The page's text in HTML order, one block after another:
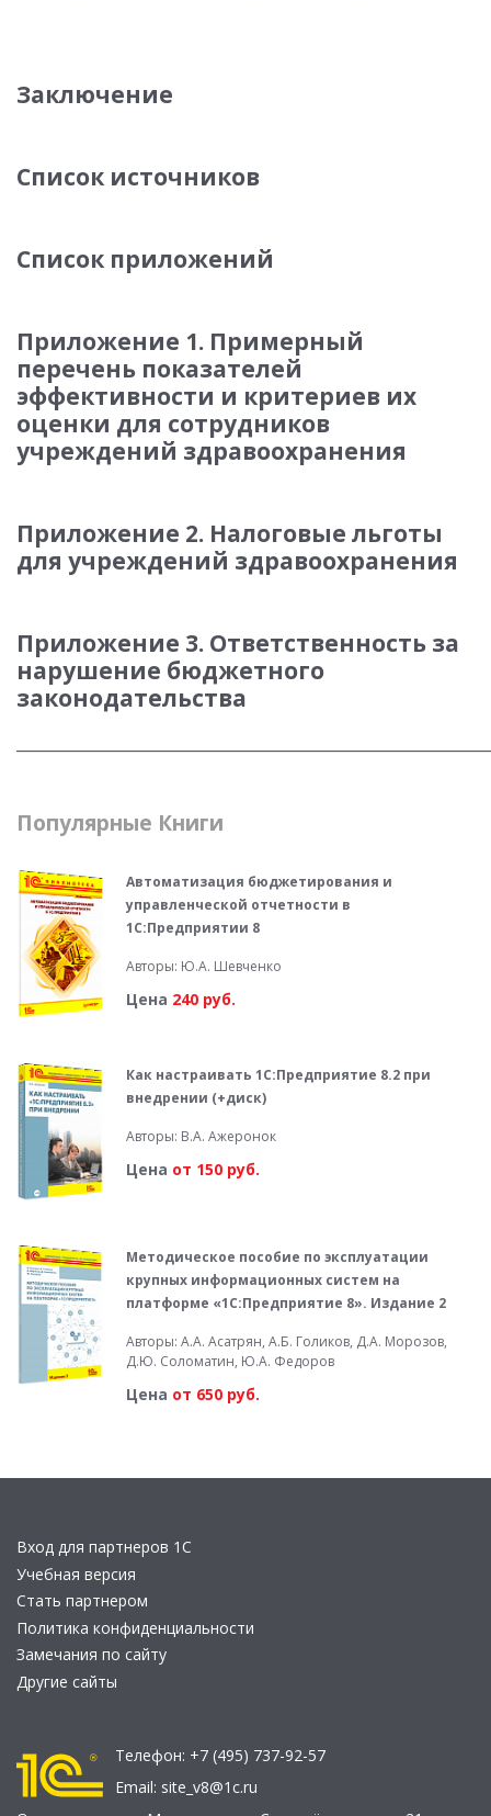
Заключение
Список источников
Список приложений
Приложение 1. Примерный
перечень показателей
эффективности и критериев их
оценки для сотрудников
учреждений здравоохранения
Приложение 2. Налоговые льготы
для учреждений здравоохранения
Приложение 3. Ответственность за
нарушение бюджетного
законодательства
Популярные Книги
Автоматизация бюджетирования и
управленческой отчетности в
1С:Предприятии 8
Авторы: Ю.А. Шевченко
Цена 240 руб.
Как настраивать 1С:Предприятие 8.2 при
внедрении (+диск)
Авторы: В.А. Ажеронок
Цена от 150 руб.
Методическое пособие по эксплуатации
крупных информационных систем на
платформе «1С:Предприятие 8». Издание 2
Авторы: А.А. Асатрян, А.Б. Голиков, Д.А. Морозов,
Д.Ю. Соломатин, Ю.А. Федоров
Цена от 650 руб.
Вход для партнеров 1С
Учебная версия
Стать партнером
Политика конфиденциальности
Замечания по сайту
Другие сайты
Телефон: +7 (495) 737-92-57
Email: site_v8@1c.ru